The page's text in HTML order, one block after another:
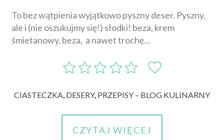
To bez wątpienia wyjątkowo pyszny deser. Pyszny,
ale i (nie oszukujmy się!) słodki! beza, krem
śmietanowy, beza, a nawet trochę…
CIASTECZKA, DESERY, PRZEPISY – BLOG KULINARNY
CZYTAJ WIĘCEJ